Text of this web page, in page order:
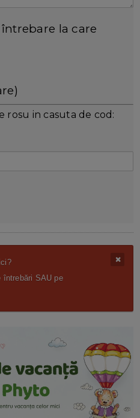
la care
in casuta de cod:
întrebări SAU pe